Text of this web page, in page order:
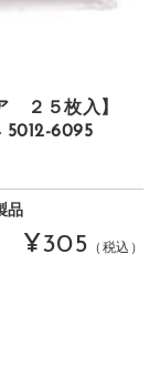
２５枚入】
5012-6095
品
¥305 （税込）